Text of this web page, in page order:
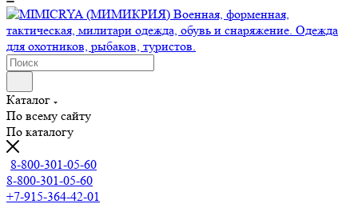
Каталог
По всему сайту
По каталогу
8-800-301-05-60
8-800-301-05-60
+7-915-364-42-01